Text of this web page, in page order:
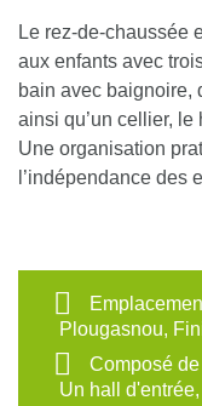
Le rez-de-chaussée
aux enfants avec
bain avec baignoire,
ainsi qu’un cellier, le
Une organisation
l’indépendance des
Plougasnou,
Composé de
Un hall